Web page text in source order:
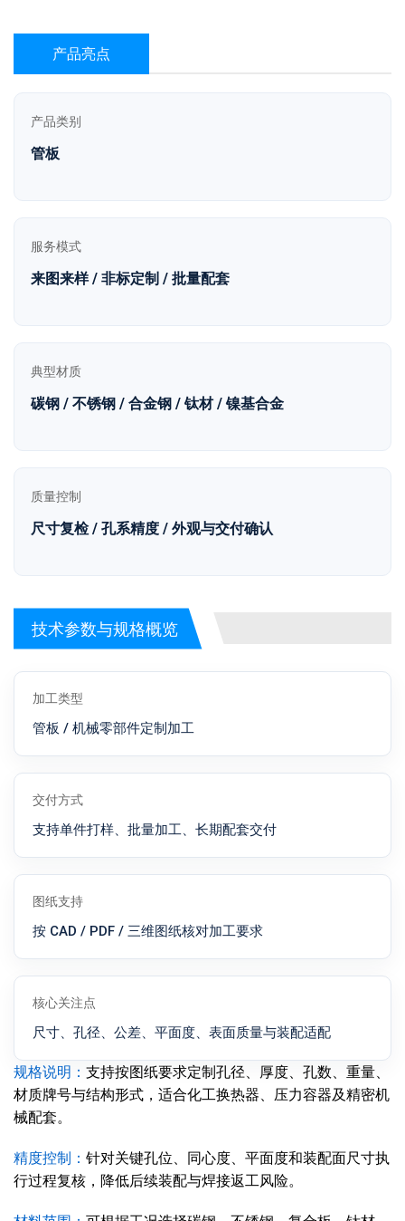
产品亮点
产品类别
管板
服务模式
来图来样 / 非标定制 / 批量配套
典型材质
碳钢 / 不锈钢 / 合金钢 / 钛材 / 镍基合金
质量控制
尺寸复检 / 孔系精度 / 外观与交付确认
技术参数与规格概览
加工类型
管板 / 机械零部件定制加工
交付方式
支持单件打样、批量加工、长期配套交付
图纸支持
按 CAD / PDF / 三维图纸核对加工要求
核心关注点
尺寸、孔径、公差、平面度、表面质量与装配适配
规格说明： 支持按图纸要求定制孔径、厚度、孔数、重量、
材质牌号与结构形式，适合化工换热器、压力容器及精密机
械配套。
精度控制： 针对关键孔位、同心度、平面度和装配面尺寸执
行过程复核，降低后续装配与焊接返工风险。